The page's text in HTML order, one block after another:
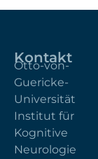
Kontakt
Otto-von-
Guericke-
Universität
Institut für
Kognitive
Neurologie